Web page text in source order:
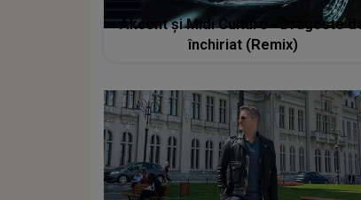
Akcent și Midi Culture - Dragoste de
închiriat (Remix)